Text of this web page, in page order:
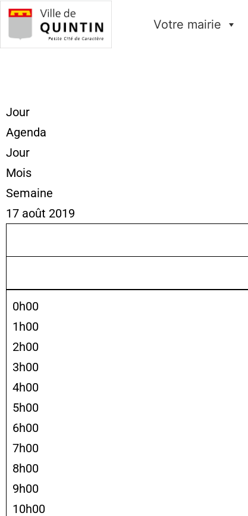
Votre mairie
Jour
Agenda
Jour
Mois
Semaine
17 août 2019
0h00
1h00
2h00
3h00
4h00
5h00
6h00
7h00
8h00
9h00
10h00